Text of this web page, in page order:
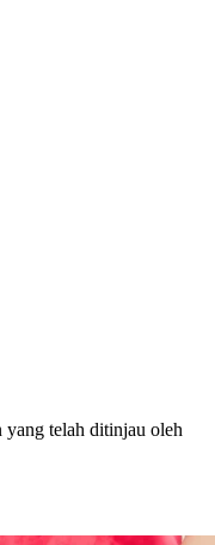
yang telah ditinjau oleh